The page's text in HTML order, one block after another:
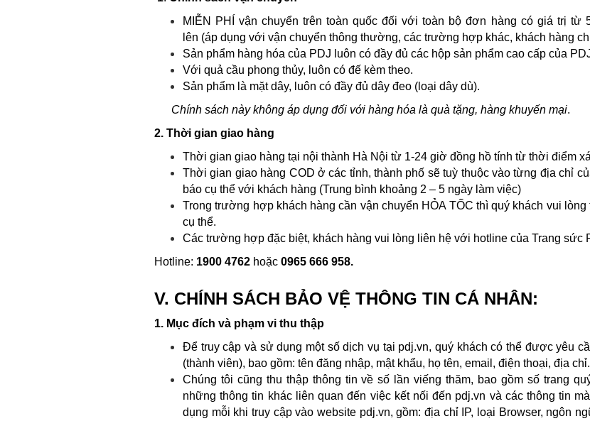
MIỄN PHÍ vận chuyển trên toàn quốc đối với toàn bộ đơn hàng có giá trị từ
lên (áp dụng với vận chuyển thông thường, các trường hợp khác, khách hàng
Sản phẩm hàng hóa của PDJ luôn có đầy đủ các hộp sản phẩm cao cấp của
Với quả cầu phong thủy, luôn có đế kèm theo.
Sản phẩm là mặt dây, luôn có đầy đủ dây đeo (loại dây dù).
Chính sách này không áp dụng đối với hàng hóa là quà tặng, hàng khuyến mại.
2. Thời gian giao hàng
Thời gian giao hàng tại nội thành Hà Nội từ 1-24 giờ đồng hồ tính từ thời điểm
Thời gian giao hàng COD ở các tỉnh, thành phố sẽ tuỳ thuộc vào từng địa chỉ
báo cụ thể với khách hàng (Trung bình khoảng 2 – 5 ngày làm việc)
Trong trường hợp khách hàng cần vận chuyển HỎA TỐC thì quý khách vui
cụ thể.
Các trường hợp đặc biệt, khách hàng vui lòng liên hệ với hotline của Trang sức
Hotline: 1900 4762 hoặc 0965 666 958.
V. CHÍNH SÁCH BẢO VỆ THÔNG TIN CÁ NHÂN:
1. Mục đích và phạm vi thu thập
Để truy cập và sử dụng một số dịch vụ tại pdj.vn, quý khách có thể được yêu
(thành viên), bao gồm: tên đăng nhập, mật khẩu, họ tên, email, điện thoại, địa chỉ.
Chúng tôi cũng thu thập thông tin về số lần viếng thăm, bao gồm số trang
những thông tin khác liên quan đến việc kết nối đến pdj.vn và các thông tin
dụng mỗi khi truy cập vào website pdj.vn, gồm: địa chỉ IP, loại Browser, ngôn